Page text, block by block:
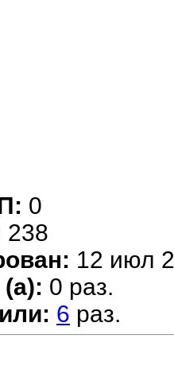
0
238
12 июл
0 раз.
6 раз.